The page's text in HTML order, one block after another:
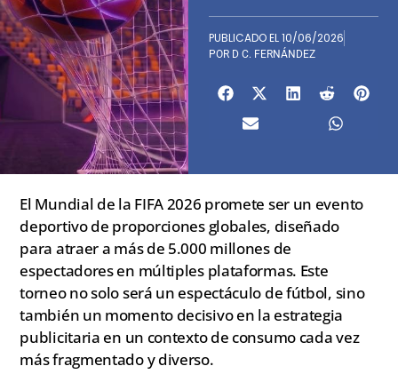
PUBLICADO EL10/06/2026
POR D C. FERNÁNDEZ
El Mundial de la FIFA 2026 promete ser un evento
deportivo de proporciones globales, diseñado
para atraer a más de 5.000 millones de
espectadores en múltiples plataformas. Este
torneo no solo será un espectáculo de fútbol, sino
también un momento decisivo en la estrategia
publicitaria en un contexto de consumo cada vez
más fragmentado y diverso.